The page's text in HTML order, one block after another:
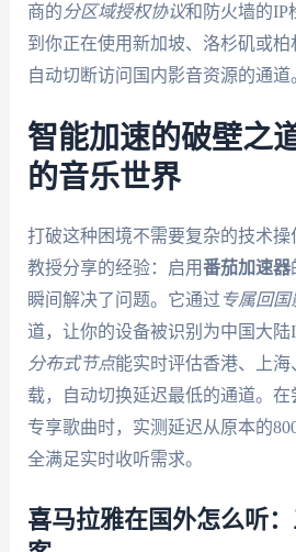
商的 分区域授权协议和防火墙的IP
到你正在使用新加坡、洛杉矶或
自动切断访问国内影音资源的通道
智能加速的破壁之
的音乐世界
打破这种困境不需要复杂的技术
教授分享的经验：启用番茄加速器
瞬间解决了问题。它通过 专属回
道，让你的设备被识别为中国大陆
分布式节点能实时评估香港、上海
载，自动切换延迟最低的通道。
专享歌曲时，实测延迟从原本的
全满足实时收听需求。
喜马拉雅在国外怎么听